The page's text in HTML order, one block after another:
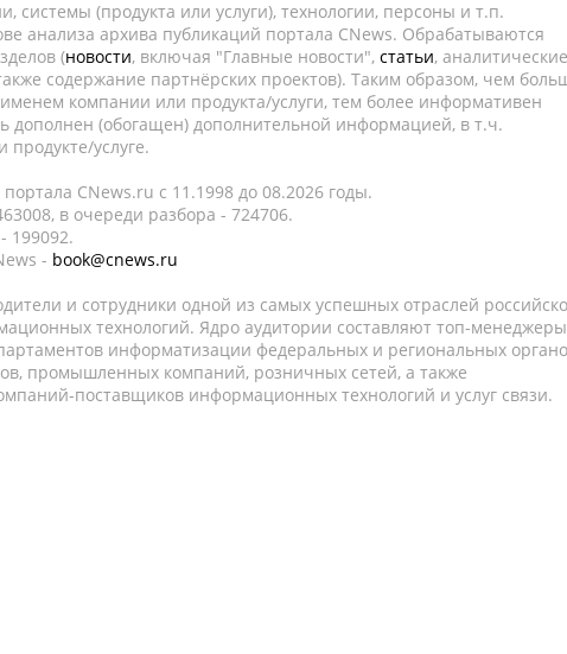
(продукта или услуги), технологии, персоны и т.п.
анализа архива публикаций портала CNews. Обрабатываются
(новости, включая "Главные новости", статьи, аналитические
содержание партнёрских проектов). Таким образом, чем
компании или продукта/услуги, тем более информативен
(обогащен) дополнительной информацией, в т.ч.
услуге.
CNews.ru c 11.1998 до 08.2026 годы.
в очереди разбора - 724706.
199092.
- book@cnews.ru
и сотрудники одной из самых успешных отраслей
технологий. Ядро аудитории составляют топ-
информатизации федеральных и региональных
промышленных компаний, розничных сетей, а также
поставщиков информационных технологий и услуг связи.